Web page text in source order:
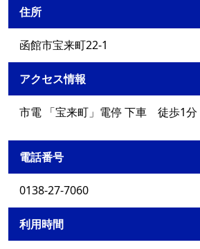
住所
函館市宝来町22-1
アクセス情報
市電 「宝来町」電停 下車 徒歩1分
電話番号
0138-27-7060
利用時間